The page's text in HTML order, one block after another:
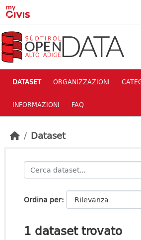
Skip to main content
DATASET ORGANIZZAZIONI
INFORMAZIONI FAQ
Dataset
Ordina per
1 dataset trovato